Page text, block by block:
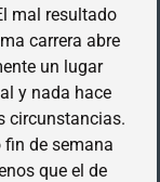
mal resultado
carrera abre
un lugar
y nada hace
circunstancias.
de semana
que el de